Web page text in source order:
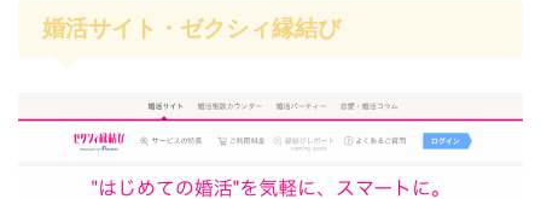
婚活サイト・ゼクシィ縁結び